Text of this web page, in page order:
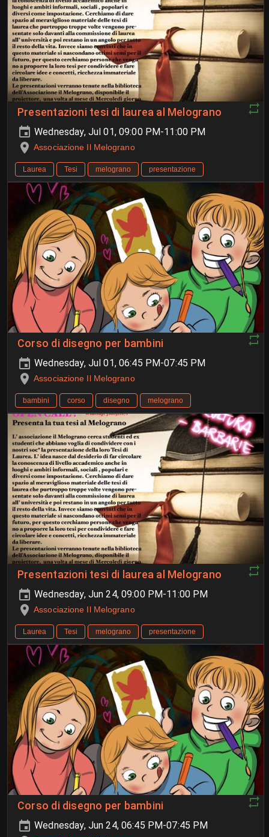
Presentazioni tesi di laurea al Melograno
Wednesday, Jul 01, 09:00 PM-11:00 PM
Associazione Il Melograno
Laurea Tesi melograno presentazione
Corso di disegno per bambini
Wednesday, Jul 01, 06:45 PM-07:45 PM
Associazione Il Melograno
bambini corso disegno melograno
Presentazioni tesi di laurea al Melograno
Wednesday, Jun 24, 09:00 PM-11:00 PM
Associazione Il Melograno
Laurea Tesi melograno presentazione
Corso di disegno per bambini
Wednesday, Jun 24, 06:45 PM-07:45 PM